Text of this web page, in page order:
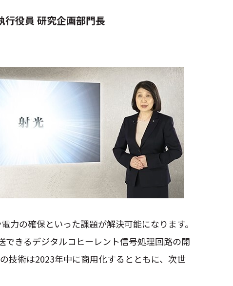
役員 研究企画部門長
力の確保といった課題が解決可能になります。
きるデジタルコヒーレント信号処理回路の開
技術は2023年中に商用化するとともに、次世